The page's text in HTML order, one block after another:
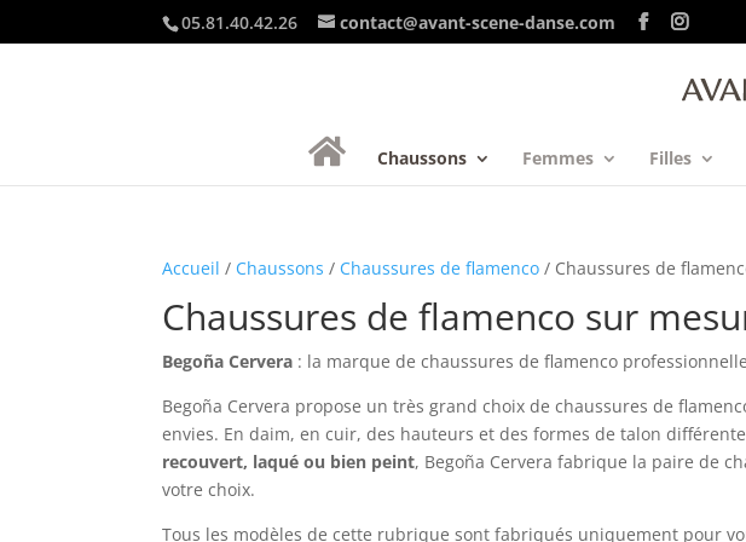
05.81.40.42.26 contact@avant-scene-danse.com
Chaussons Femmes Filles
Accueil / Chaussons / Chaussures de flamenco / Chaussures de
Chaussures de flamenco sur
Begoña Cervera : la marque de chaussures de flamenco
Begoña Cervera propose un très grand choix de chaussures de
envies. En daim, en cuir, des hauteurs et des formes de talon
recouvert, laqué ou bien peint, Begoña Cervera fabrique la paire de
votre choix.
Tous les modèles de cette rubrique sont fabriqués uniquement pour